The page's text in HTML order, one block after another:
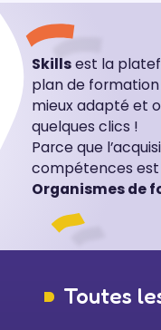
Skillsest la
plan de
mieux adapté et
quelques clics !
Parce que
compétences est
Organismes de
Toutes